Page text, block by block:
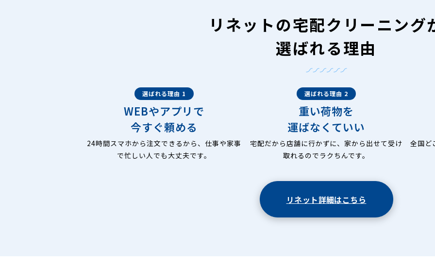
リネットの宅配クリーニング
選ばれる理由
選ばれる理由 1
WEBやアプリで
今すぐ頼める
24時間スマホから注文できるから、仕事や家事
で忙しい人でも大丈夫です。
選ばれる理由 2
重い荷物を
運ばなくていい
宅配だから店舗に行かずに、家から出せて受け
取れるのでラクちんです。
全国ど
リネット詳細はこちら